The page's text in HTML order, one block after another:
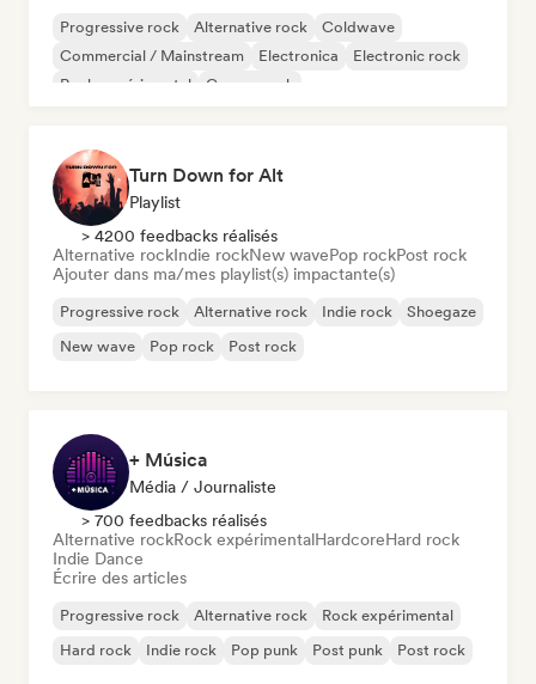
Progressive rock Alternative rock
Coldwave
Commercial / Mainstream
Electronica
Electronic rock
Rock expérimental
Garage rock
Turn Down for Alt
Playlist
> 4200 feedbacks réalisés
Alternative rockIndie rockNew wavePop rockPost rock
Ajouter dans ma/mes playlist(s) impactante(s)
Progressive rock Alternative rock Indie rock
Shoegaze
New wave
Pop rock Post rock
+ Música
Média / Journaliste
> 700 feedbacks réalisés
Alternative rockRock expérimentalHardcoreHard rock
Indie Dance
Écrire des articles
Progressive rock Alternative rock
Rock expérimental
Hard rock
Indie rock Pop punk Post punk Post rock